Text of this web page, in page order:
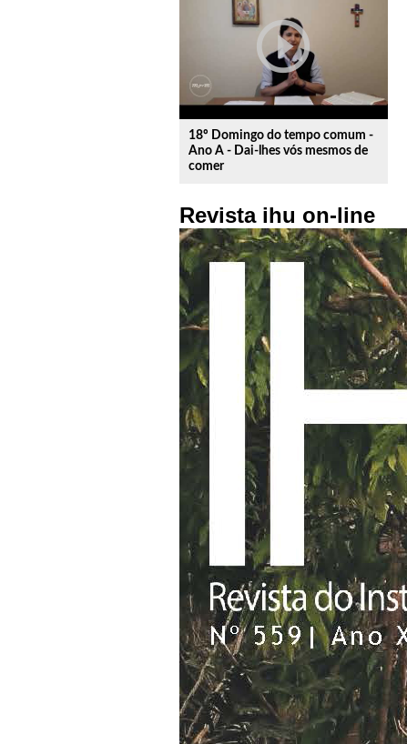
play_circle_outline
18º Domingo do tempo comum -
Ano A - Dai-lhes vós mesmos de
comer
Revista ihu on-line